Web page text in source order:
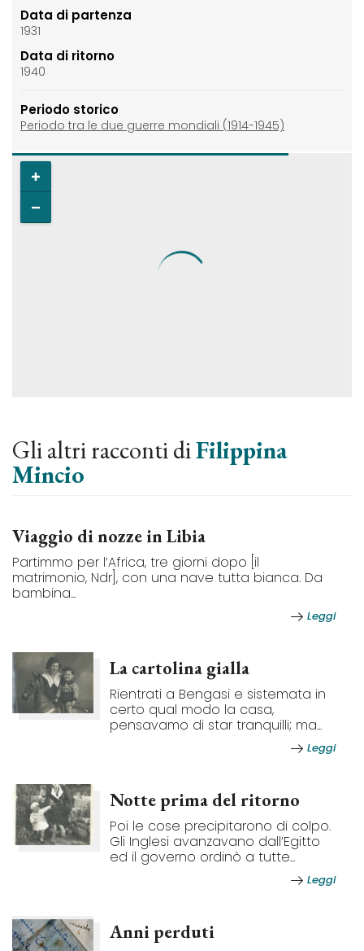
Data di partenza
1931
Data di ritorno
1940
Periodo storico
Periodo tra le due guerre mondiali (1914-1945)
Gli altri racconti diFilippina
Mincio
Viaggio di nozze in Libia
Partimmo per l’Africa, tre giorni dopo [il
matrimonio, Ndr], con una nave tutta bianca. Da
bambina...
Leggi
La cartolina gialla
Rientrati a Bengasi e sistemata in
certo qual modo la casa,
pensavamo di star tranquilli; ma...
Leggi
Notte prima del ritorno
Poi le cose precipitarono di colpo.
Gli Inglesi avanzavano dall’Egitto
ed il governo ordinò a tutte...
Leggi
Anni perduti